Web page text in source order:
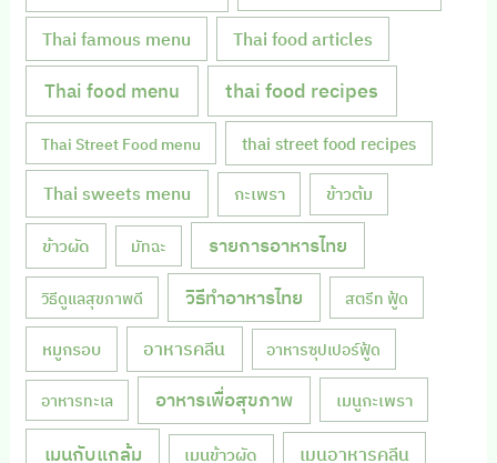
Thai famous menu Thai food articles
Thai food menu thai food recipes
Thai Street Food menu thai street food recipes
Thai sweets menu กะเพรา ข้าวต้ม
ข้าวผัด มัทฉะ รายการอาหารไทย
วิธีดูแลสุขภาพดี วิธีทำอาหารไทย สตรีท ฟู้ด
หมูกรอบ อาหารคลีน อาหารซุปเปอร์ฟู้ด
อาหารทะเล อาหารเพื่อสุขภาพ เมนูกะเพรา
เมนูกับแกล้ม เมนูข้าวผัด เมนูอาหารคลีน